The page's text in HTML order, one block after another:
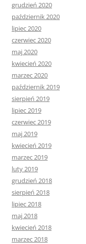
grudzień 2020
październik 2020
lipiec 2020
czerwiec 2020
maj 2020
kwiecień 2020
marzec 2020
październik 2019
sierpień 2019
lipiec 2019
czerwiec 2019
maj 2019
kwiecień 2019
marzec 2019
luty 2019
grudzień 2018
sierpień 2018
lipiec 2018
maj 2018
kwiecień 2018
marzec 2018